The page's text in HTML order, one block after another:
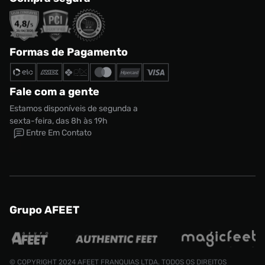
Formas de Pagamento
Fale com a gente
Estamos disponíveis de segunda a
sexta-feira, das 8h às 19h
Entre Em Contato
Grupo AFEET
© COPYRIGHT 2024 AFEET FRANQUIAS LTDA. TODOS OS DIREITOS